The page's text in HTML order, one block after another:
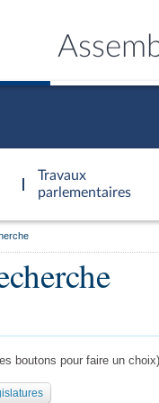
Travaux
parlementaires
boutons pour faire un choix)